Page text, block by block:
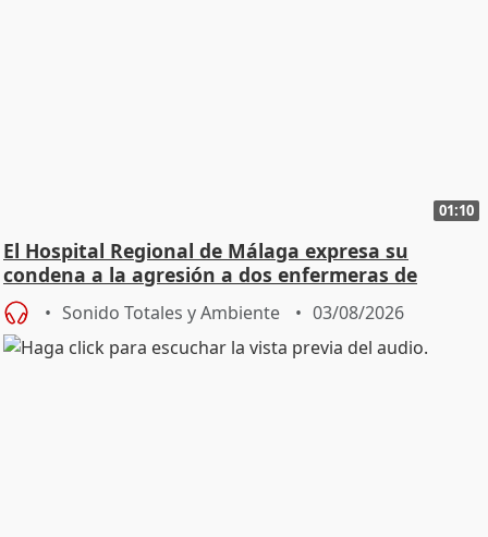
01:10
El Hospital Regional de Málaga expresa su
condena a la agresión a dos enfermeras de
Urgencias
Sonido Totales y Ambiente 03/08/2026